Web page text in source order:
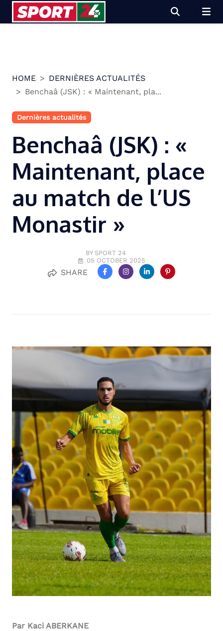
HOME
DERNIÈRES ACTUALITÉS
Benchaâ (JSK) : « Maintenant, pla...
Dernières actualités
Benchaâ (JSK) : «
Maintenant, place
au match de l’US
Monastir »
BY SPORT 24
05 OCTOBER 2025
SHARE
Par Kaci ABERKANE